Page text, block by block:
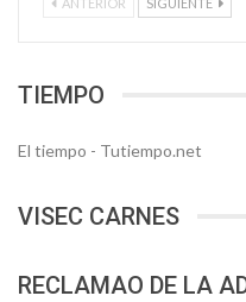
TIEMPO
El tiempo - Tutiempo.net
VISEC CARNES
RECLAMAO DE LA